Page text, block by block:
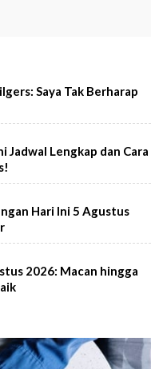
Saya Tak Berharap
Jadwal Lengkap dan Cara
Hari Ini 5 Agustus
2026: Macan hingga